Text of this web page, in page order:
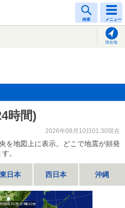
検索 メニュー
現在地
時間)
2026年08月10日01:30現在
を地図上に表示。どこで地震が頻発
。
東日本 西日本 沖縄